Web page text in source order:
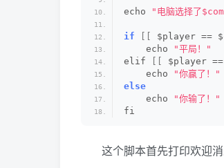
echo "电脑选择了
if $player ==
    echo
"平局！"
elif
$player ==
    echo
"你赢了！"
else
    echo
"你输了！"
fi
这个脚本首先打印欢迎